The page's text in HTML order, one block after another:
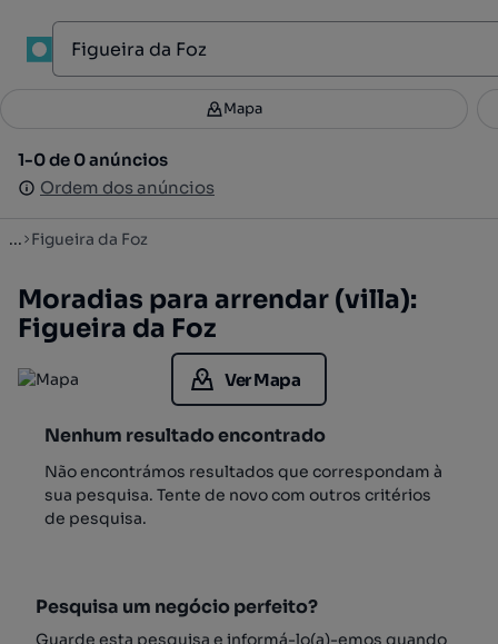
Filtros 4
1-0 de 0 anúncios
Ordem dos anúncios
Mapa
1-0 de 0 anúncios
Ordem dos anúncios
... Figueira da Foz
Moradias para arrendar (villa):
Figueira da Foz
Ver Mapa
Nenhum resultado encontrado
Não encontrámos resultados que correspondam à
sua pesquisa. Tente de novo com outros critérios
de pesquisa.
Pesquisa um negócio perfeito?
Guarde esta pesquisa e informá-lo(a)-emos quando